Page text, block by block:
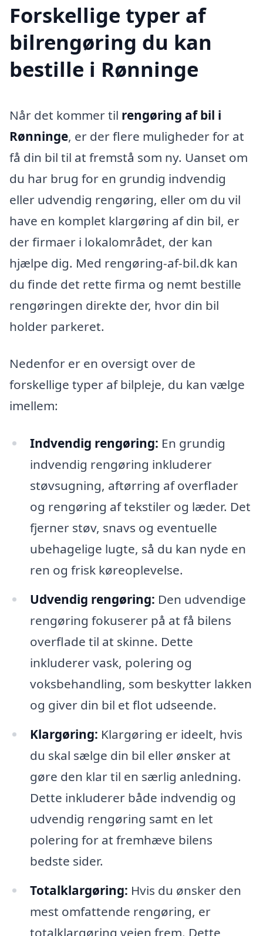
Forskellige typer af
bilrengøring du kan
bestille i Rønninge
Når det kommer til rengøring af bil i
Rønninge, er der flere muligheder for at
få din bil til at fremstå som ny. Uanset om
du har brug for en grundig indvendig
eller udvendig rengøring, eller om du vil
have en komplet klargøring af din bil, er
der firmaer i lokalområdet, der kan
hjælpe dig. Med rengøring-af-bil.dk kan
du finde det rette firma og nemt bestille
rengøringen direkte der, hvor din bil
holder parkeret.
Nedenfor er en oversigt over de
forskellige typer af bilpleje, du kan vælge
imellem:
Indvendig rengøring: En grundig
indvendig rengøring inkluderer
støvsugning, aftørring af overflader
og rengøring af tekstiler og læder. Det
fjerner støv, snavs og eventuelle
ubehagelige lugte, så du kan nyde en
ren og frisk køreoplevelse.
Udvendig rengøring: Den udvendige
rengøring fokuserer på at få bilens
overflade til at skinne. Dette
inkluderer vask, polering og
voksbehandling, som beskytter lakken
og giver din bil et flot udseende.
Klargøring: Klargøring er ideelt, hvis
du skal sælge din bil eller ønsker at
gøre den klar til en særlig anledning.
Dette inkluderer både indvendig og
udvendig rengøring samt en let
polering for at fremhæve bilens
bedste sider.
Totalklargøring: Hvis du ønsker den
mest omfattende rengøring, er
totalklargøring vejen frem. Dette